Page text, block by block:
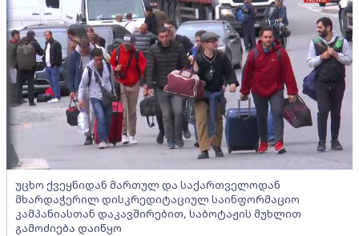
უცხო ქვეყნიდან მართულ და საქართველოდან
მხარდაჭერილ დისკრედიტაციულ საინფორმაციო
კამპანიასთან დაკავშირებით, საბოტაჟის მუხლით
გამოძიება დაიწყო